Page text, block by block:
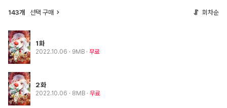
143개 선택 구매 회차순
1화
2022.10.06 · 9MB 무료
2화
2022.10.06 · 8MB 무료